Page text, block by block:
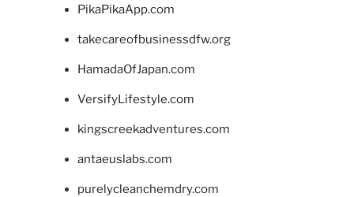
PikaPikaApp.com
takecareofbusinessdfw.org
HamadaOfJapan.com
VersifyLifestyle.com
kingscreekadventures.com
antaeuslabs.com
purelycleanchemdry.com